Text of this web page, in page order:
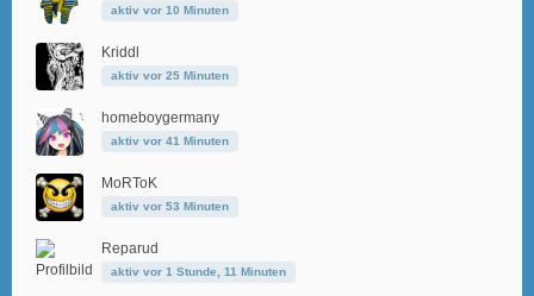
aktiv vor 10 Minuten
Kriddl
aktiv vor 25 Minuten
homeboygermany
aktiv vor 41 Minuten
MoRToK
aktiv vor 53 Minuten
Reparud
aktiv vor 1 Stunde, 11 Minuten